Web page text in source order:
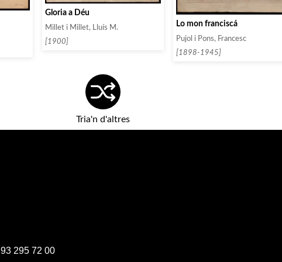
Gloria a Déu
Millet i Millet, Lluís M.
[1900]
Lo mon franciscá
Pujol i Pons, Francesc
[1898-1945]
Tria'n d'altres
93 295 72 00